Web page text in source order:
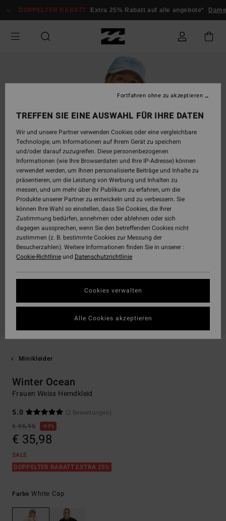
zur
springen
DOPPELTER RABATT Extra 25% Rabatt auf alle angebote*
Minikleider
Winter Ocean
Frauen Weiss Hemdkleid
5.0
(2 Bewertungen)
€ 95,95
63%
€ 35,98
SALE
DOPPELTER RABATT EXTRA 25%
FarbeWhite Cap
TREFFEN SIE EINE AUSWAHL FÜR IHRE DATEN
Wir und unsere Partner verwenden Cookies oder eine vergleichbare
Technologie, um Informationen auf Ihrem Gerät zu speichern
und/oder darauf zuzugreifen. Diese personenbezogenen
Informationen (wie Ihre Browserdaten und Ihre IP-Adresse) können
verwendet werden, um Ihnen personalisierte Beiträge und Inhalte zu
präsentieren, um die Leistung von Werbung und Inhalten zu
messen, und um mehr über ihr Publikum zu erfahren, um die
Produkte unserer Partner zu entwickeln und zu verbessern. Sie
können Ihre Wahl so einstellen, dass Sie Cookies, die Ihrer
Zustimmung bedürfen, annehmen oder ablehnen oder sich
dagegen aussprechen, wenn Sie den betreffenden Cookies nicht
zustimmen (z. B. bestimmte Cookies zur Messung der
Besucherzahlen). Weitere Informationen finden Sie in unserer :
Cookie-Richtlinieund Datenschutzrichtlinie
Cookies verwalten
Fortfahren ohne zu akzeptieren
Alle Cookies akzeptieren